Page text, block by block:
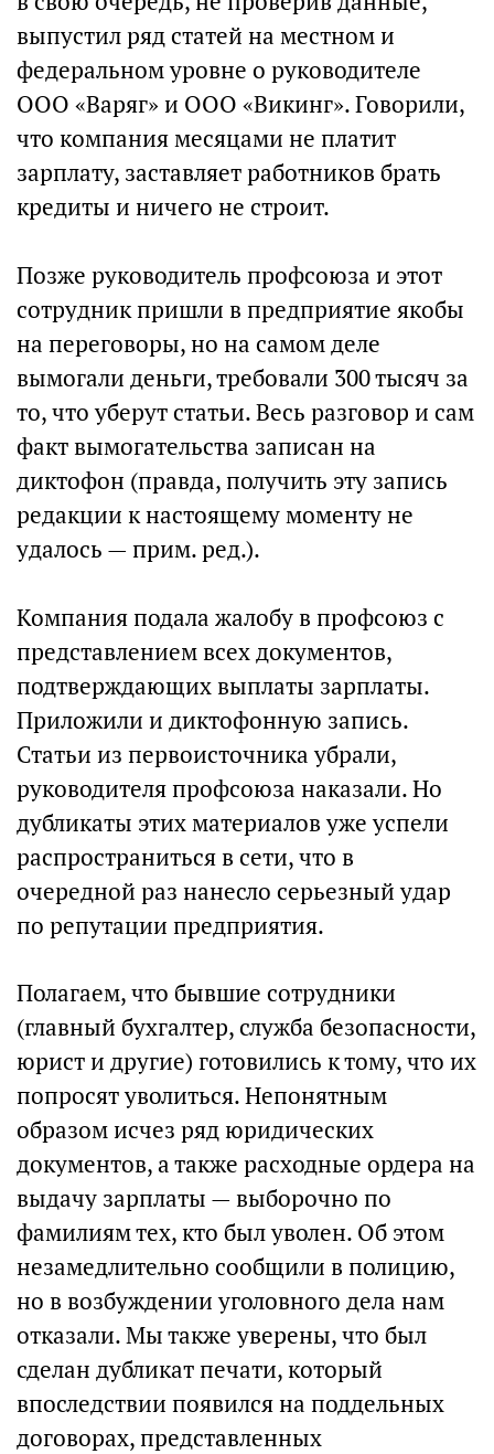
выпустил ряд статей на местном и
федеральном уровне о руководителе
ООО «Варяг» и ООО «Викинг». Говорили,
что компания месяцами не платит
зарплату, заставляет работников брать
кредиты и ничего не строит.
Позже руководитель профсоюза и этот
сотрудник пришли в предприятие якобы
на переговоры, но на самом деле
вымогали деньги, требовали 300 тысяч за
то, что уберут статьи. Весь разговор и сам
факт вымогательства записан на
диктофон (правда, получить эту запись
редакции к настоящему моменту не
удалось — прим. ред.).
Компания подала жалобу в профсоюз с
представлением всех документов,
подтверждающих выплаты зарплаты.
Приложили и диктофонную запись.
Статьи из первоисточника убрали,
руководителя профсоюза наказали. Но
дубликаты этих материалов уже успели
распространиться в сети, что в
очередной раз нанесло серьезный удар
по репутации предприятия.
Полагаем, что бывшие сотрудники
(главный бухгалтер, служба безопасности,
юрист и другие) готовились к тому, что их
попросят уволиться. Непонятным
образом исчез ряд юридических
документов, а также расходные ордера на
выдачу зарплаты — выборочно по
фамилиям тех, кто был уволен. Об этом
незамедлительно сообщили в полицию,
но в возбуждении уголовного дела нам
отказали. Мы также уверены, что был
сделан дубликат печати, который
впоследствии появился на поддельных
договорах, представленных